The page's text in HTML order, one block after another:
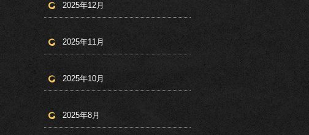
2025年12月
2025年11月
2025年10月
2025年8月